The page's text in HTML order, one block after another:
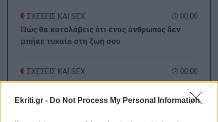
Ekriti.gr - Do Not Process My Personal Information
00:00
ΣΧΕΣΕΙΣ ΚΑΙ SEX
Πώς θα καταλάβεις ότι ένας άνθρωπος δεν
μπήκε τυχαία στη ζωή σου
00:00
ΣΧΕΣΕΙΣ ΚΑΙ SEX
Μικρές αλλαγές που μπορούν να φέρουν ξανά
τη σπίθα στη σχέση σου